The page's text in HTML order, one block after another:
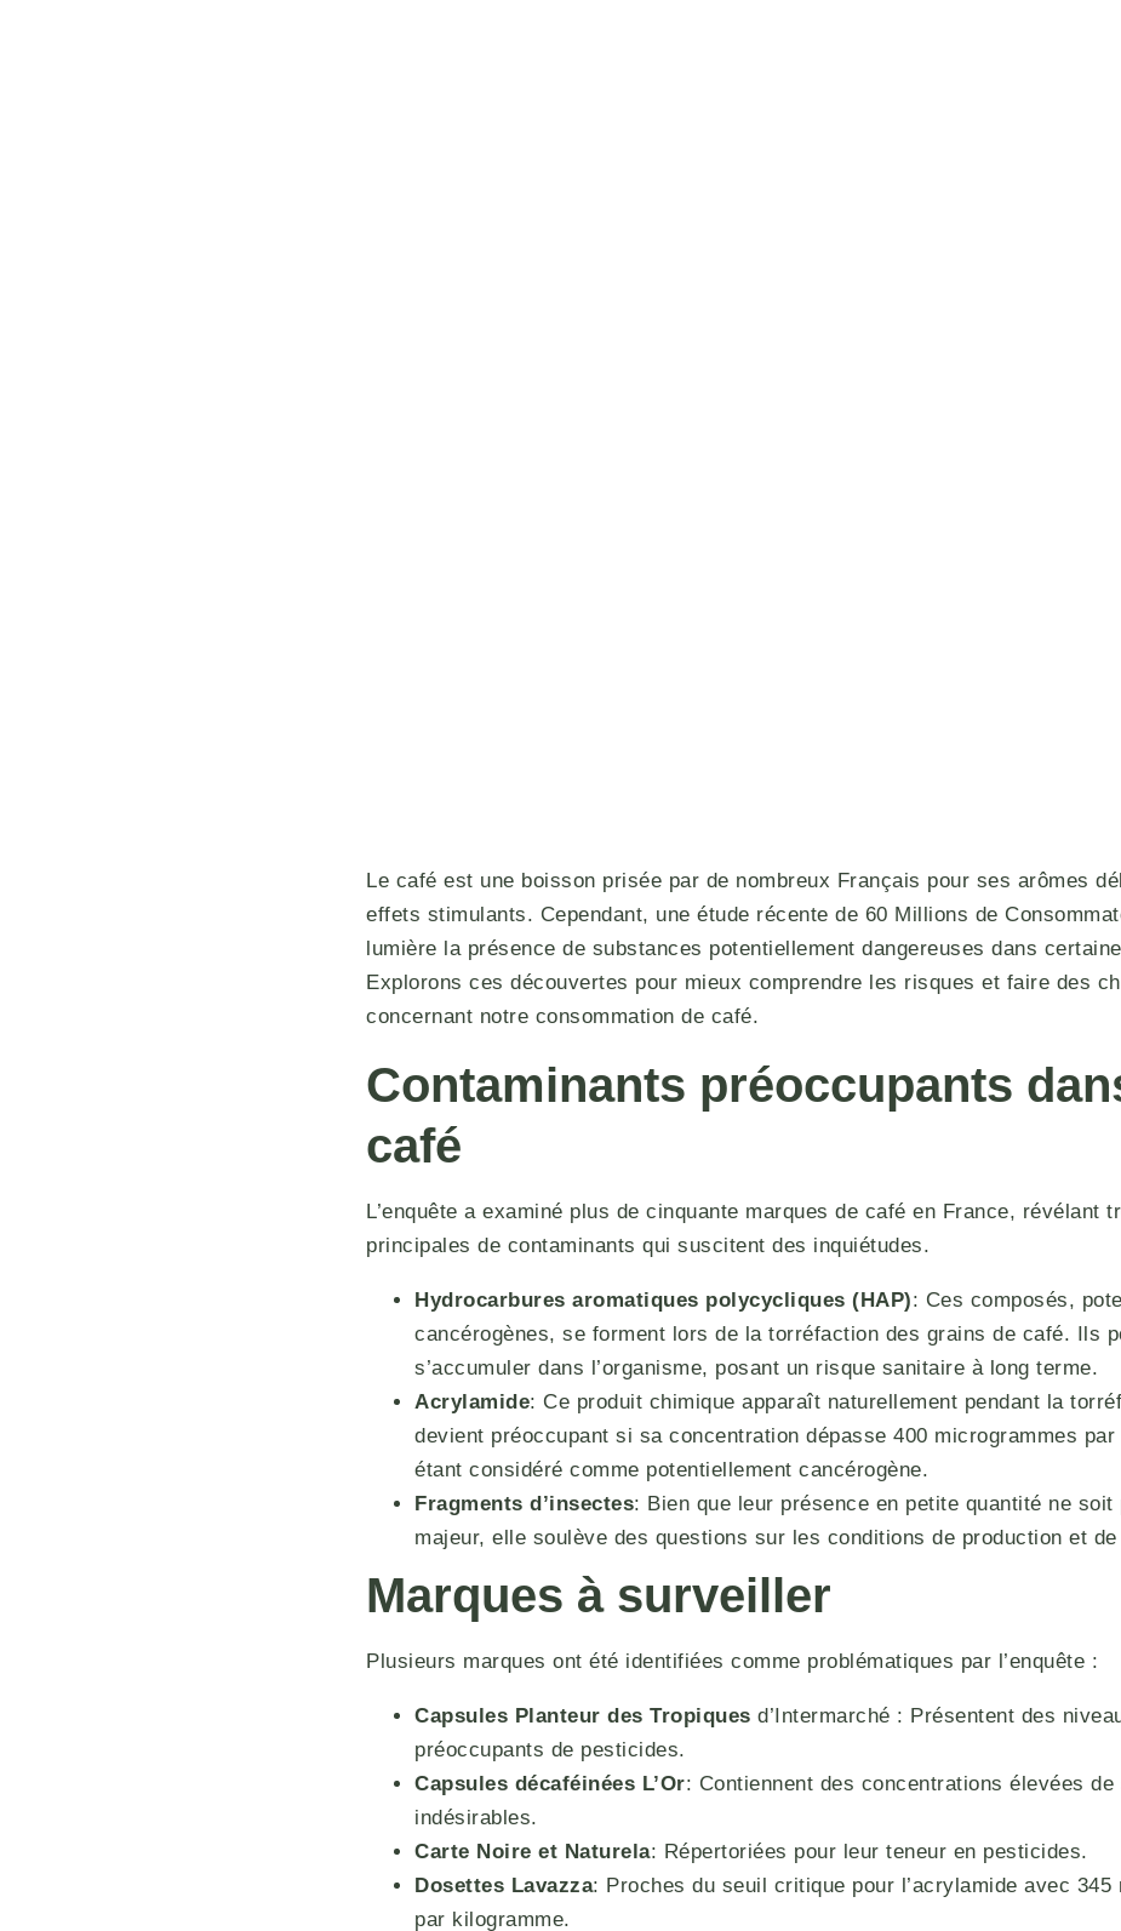
Le café est une boisson prisée par de nombreux Français pour ses arômes
effets stimulants. Cependant, une étude récente de 60 Millions de
lumière la présence de substances potentiellement dangereuses dans
Explorons ces découvertes pour mieux comprendre les risques et faire des
concernant notre consommation de café.
Contaminants préoccupants
café
L’enquête a examiné plus de cinquante marques de café en France, révélant
principales de contaminants qui suscitent des inquiétudes.
Hydrocarbures aromatiques polycycliques (HAP): Ces composés,
cancérogènes, se forment lors de la torréfaction des grains de café. Ils
s’accumuler dans l’organisme, posant un risque sanitaire à long terme.
Acrylamide: Ce produit chimique apparaît naturellement pendant la
devient préoccupant si sa concentration dépasse 400 microgrammes par
étant considéré comme potentiellement cancérogène.
Fragments d’insectes: Bien que leur présence en petite quantité ne soit
majeur, elle soulève des questions sur les conditions de production et
Marques à surveiller
Plusieurs marques ont été identifiées comme problématiques par l’enquête :
Capsules Planteur des Tropiques d’Intermarché : Présentent des
préoccupants de pesticides.
Capsules décaféinées L’Or: Contiennent des concentrations élevées de
indésirables.
Carte Noire et Naturela: Répertoriées pour leur teneur en pesticides.
Dosettes Lavazza: Proches du seuil critique pour l’acrylamide avec 345
par kilogramme.